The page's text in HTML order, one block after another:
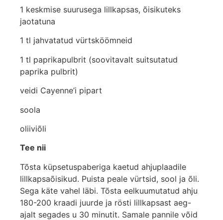
1 keskmise suurusega lillkapsas, õisikuteks
jaotatuna
1 tl jahvatatud vürtsköömneid
1 tl paprikapulbrit (soovitavalt suitsutatud
paprika pulbrit)
veidi Cayenne’i pipart
soola
oliiviõli
Tee nii
Tõsta küpsetuspaberiga kaetud ahjuplaadile
lillkapsaõisikud. Puista peale vürtsid, sool ja õli.
Sega käte vahel läbi. Tõsta eelkuumutatud ahju
180-200 kraadi juurde ja rösti lillkapsast aeg-
ajalt segades u 30 minutit. Samale pannile võid